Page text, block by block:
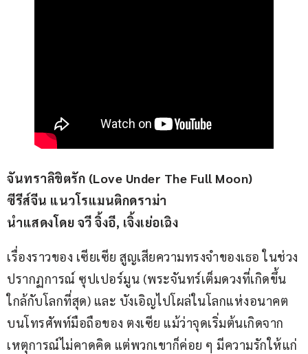
จันทราลิขิตรัก (Love Under The Full Moon)
ซีรีส์จีน แนวโรแมนติกดราม่า
นำแสดงโดย จวี จิ้งอี, เจิ้งเย่อเฉิง
เรื่องราวของ เซียเซีย สูญเสียความทรงจำของเธอ ในช่วง
ปรากฏการณ์ ซุปเปอร์มูน (พระจันทร์เต็มดวงที่เกิดขึ้น
ใกล้กับโลกที่สุด) และ บังเอิญไปโผล่ในโลกแห่งอนาคต
บนโทรศัพท์มือถือของ ตงเซีย แม้ว่าจุดเริ่มต้นเกิดจาก
เหตุการณ์ไม่คาดคิด แต่พวกเขาก็ค่อย ๆ มีความรักให้แก่